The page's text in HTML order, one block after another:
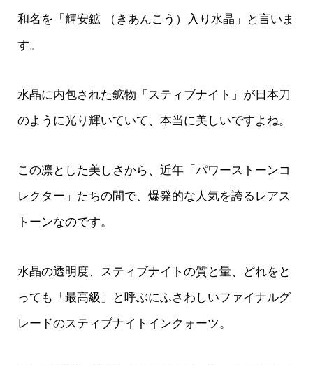
和名を「輝安鉱 （きあんこう）入り水晶」と言いま
す。
水晶に内包された鉱物「スティブナイト」が日本刀
のように光り輝いていて、本当に美しいですよね。
この凛とした美しさから、近年「パワーストーンコ
レクター」たちの間で、爆発的な人気を誇るレアス
トーンなのです。
水晶の透明度、スティブナイトの質と量、どれをと
っても「最高級」と呼ぶにふさわしいファイナルグ
レードのスティブナイトインクォーツ。